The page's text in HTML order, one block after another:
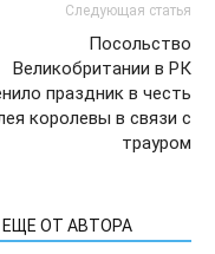
Следующая статья
Посольство
Великобритании в РК
праздник в честь
королевы в связи с
трауром
ЕЩЕ ОТ АВТОРА